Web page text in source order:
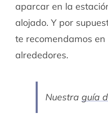
aparcar en la
alojado. Y por
te recomendamos
alrededores.
Nuestra guía